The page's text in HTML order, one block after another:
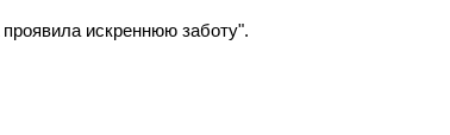
искреннюю заботу".